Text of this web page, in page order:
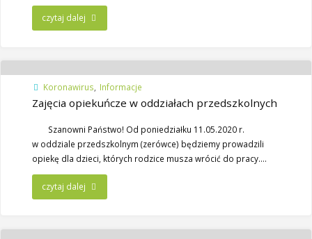
czytaj dalej
Koronawirus Informacje
Zajęcia opiekuńcze w oddziałach przedszkolnych
Szanowni Państwo! Od poniedziałku 11.05.2020 r.
w oddziale przedszkolnym (zerówce) będziemy prowadzili
opiekę dla dzieci, których rodzice musza wrócić do pracy….
czytaj dalej